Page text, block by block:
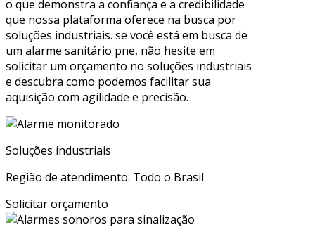
o que demonstra a confiança e a credibilidade
que nossa plataforma oferece na busca por
soluções industriais. se você está em busca de
um alarme sanitário pne, não hesite em
solicitar um orçamento no soluções industriais
e descubra como podemos facilitar sua
aquisição com agilidade e precisão.
Soluções industriais
Região de atendimento: Todo o Brasil
Solicitar orçamento